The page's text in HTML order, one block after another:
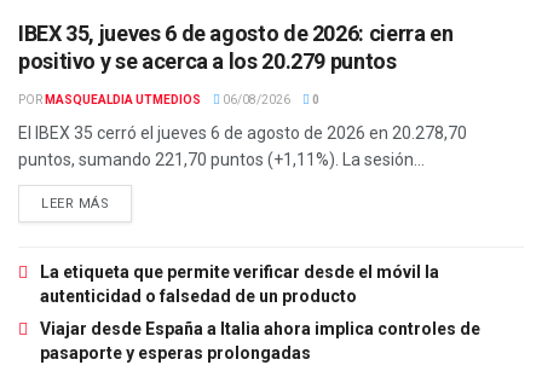
IBEX 35, jueves 6 de agosto de 2026: cierra en
positivo y se acerca a los 20.279 puntos
POR MASQUEALDIA UTMEDIOS 06/08/2026 0
El IBEX 35 cerró el jueves 6 de agosto de 2026 en 20.278,70
puntos, sumando 221,70 puntos (+1,11%). La sesión...
LEER MÁS
La etiqueta que permite verificar desde el móvil la
autenticidad o falsedad de un producto
Viajar desde España a Italia ahora implica controles de
pasaporte y esperas prolongadas